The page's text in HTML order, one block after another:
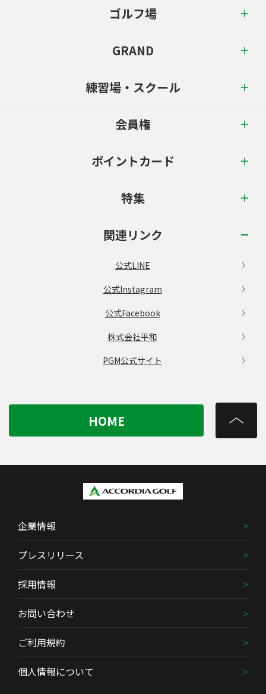
ゴルフ場
GRAND
練習場・スクール
会員権
ポイントカード
特集
関連リンク
公式LINE
公式Instagram
公式Facebook
株式会社平和
PGM公式サイト
HOME
企業情報
プレスリリース
採用情報
お問い合わせ
ご利用規約
個人情報について